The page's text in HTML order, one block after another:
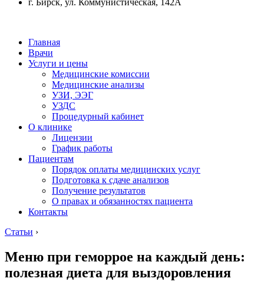
г. Бирск, ул. Коммунистическая, 142А
Главная
Врачи
Услуги и цены
Медицинские комиссии
Медицинские анализы
УЗИ, ЭЭГ
УЗДС
Процедурный кабинет
О клинике
Лицензии
График работы
Пациентам
Порядок оплаты медицинских услуг
Подготовка к сдаче анализов
Получение результатов
О правах и обязанностях пациента
Контакты
Статьи ›
Меню при геморрое на каждый день:
полезная диета для выздоровления